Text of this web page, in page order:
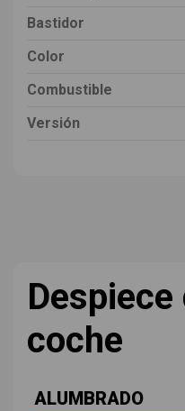
Bastidor
Color
Combustible
Versión
coche
ALUMBRADO